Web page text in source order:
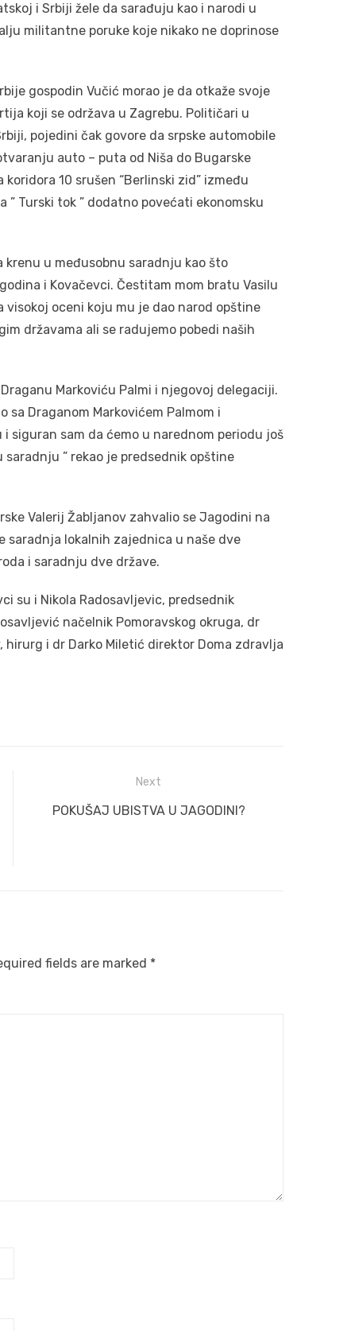
i Srbiji žele da sarađuju kao i narodi u
militantne poruke koje nikako ne doprinose
gospodin Vučić morao je da otkaže svoje
koji se održava u Zagrebu. Političari u
pojedini čak govore da srpske automobile
auto – puta od Niša do Bugarske
10 srušen “Berlinski zid” između
Turski tok ” dodatno povećati ekonomsku
krenu u međusobnu saradnju kao što
i Kovačevci. Čestitam mom bratu Vasilu
oceni koju mu je dao narod opštine
državama ali se radujemo pobedi naših
Markoviću Palmi i njegovoj delegaciji.
sa Draganom Markovićem Palmom i
siguran sam da ćemo u narednom periodu još
” rekao je predsednik opštine
Valerij Žabljanov zahvalio se Jagodini na
saradnja lokalnih zajednica u naše dve
i saradnju dve države.
su i Nikola Radosavljevic, predsednik
načelnik Pomoravskog okruga, dr
hirurg i dr Darko Miletić direktor Doma zdravlja
Next
Next
POKUŠAJ UBISTVA U JAGODINI?
fields are marked *